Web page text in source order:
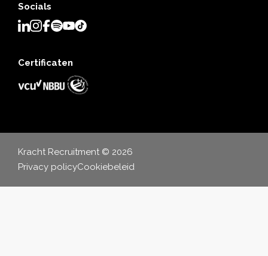
Socials
Certificaten
Kracht Recruitment © 2026
Privacy policyCookiebeleid